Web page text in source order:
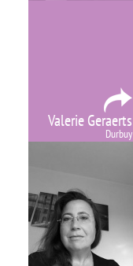
Valerie Geraerts
Durbuy